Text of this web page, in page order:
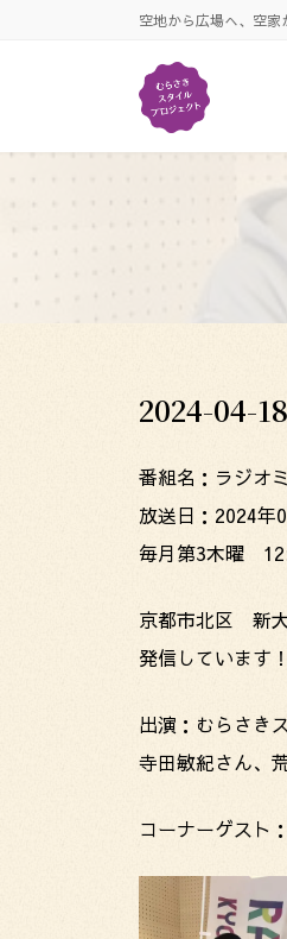
へ
ョ
空地から広場へ、空家
2024-04-
番組名：ラジオ
放送日：2024年
毎月第3木曜
京都市北区 新
発信しています！
出演：むらさき
寺田敏紀さん、
コーナーゲス